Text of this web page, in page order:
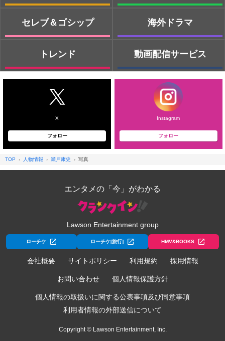
セレブ＆ゴシップ
トレンド
海外ドラマ
動画配信サービス
X
フォロー
Instagram
フォロー
TOP 人物情報 瀬戸康史 写真
エンタメの「今」がわかる
Lawson Entertainment group
ローチケ ローチケ[旅行] HMV&BOOKS
会社概要 サイトポリシー 利用規約 採用情報
お問い合わせ 個人情報保護方針
個人情報の取扱いに関する公表事項及び同意事項
利用者情報の外部送信について
Copyright © Lawson Entertainment, Inc.